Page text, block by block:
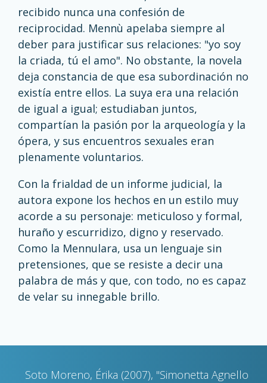
recibido nunca una confesión de
reciprocidad. Mennù apelaba siempre al
deber para justificar sus relaciones: "yo soy
la criada, tú el amo". No obstante, la novela
deja constancia de que esa subordinación no
existía entre ellos. La suya era una relación
de igual a igual; estudiaban juntos,
compartían la pasión por la arqueología y la
ópera, y sus encuentros sexuales eran
plenamente voluntarios.
Con la frialdad de un informe judicial, la
autora expone los hechos en un estilo muy
acorde a su personaje: meticuloso y formal,
huraño y escurridizo, digno y reservado.
Como la Mennulara, usa un lenguaje sin
pretensiones, que se resiste a decir una
palabra de más y que, con todo, no es capaz
de velar su innegable brillo.
Soto Moreno, Érika (2007), "Simonetta Agnello